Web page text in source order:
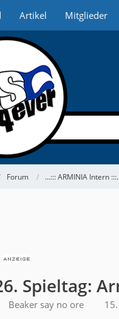
Artikel Mitglieder
Forum ...::: ARMINIA Intern
Spieltag:
Beaker say no ore